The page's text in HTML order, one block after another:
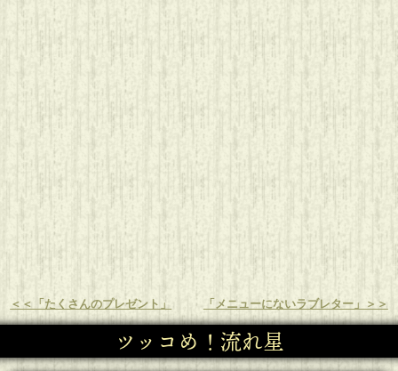
＜＜「たくさんのプレゼント」 「メニューにないラブレター」＞＞
ツッコめ！流れ星